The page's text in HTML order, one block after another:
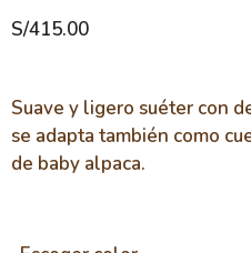
S/415.00
Suave y ligero suéter con
se adapta también como
de baby alpaca.